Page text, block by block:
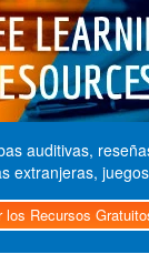
auditivas,
extranjeras,
los Recursos